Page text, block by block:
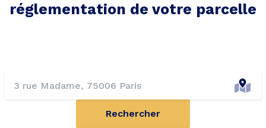
réglementation de votre parcelle
Rechercher